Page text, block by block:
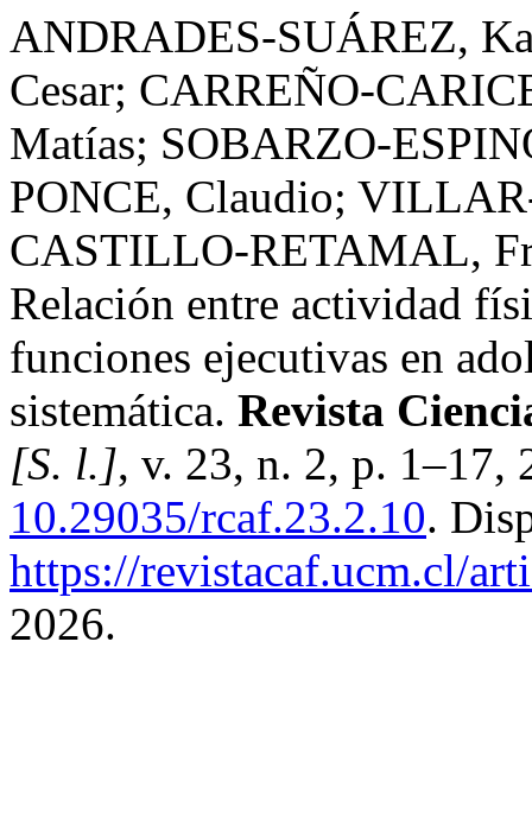
ANDRADES-SUÁREZ,
Cesar; CARREÑO-
Matías; SOBARZO-
PONCE, Claudio;
CASTILLO-RETAMAL,
Relación entre actividad
funciones ejecutivas en
sistemática. Revista
[S. l.], v. 23, n. 2, p. 1–17,
10.29035/rcaf.23.2.10.
https://revistacaf.ucm.cl/
2026.